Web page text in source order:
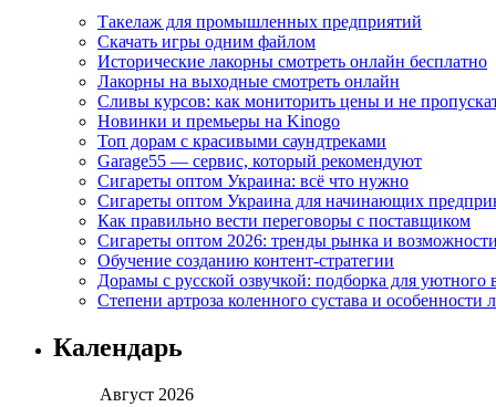
Такелаж для промышленных предприятий
Скачать игры одним файлом
Исторические лакорны смотреть онлайн бесплатно
Лакорны на выходные смотреть онлайн
Сливы курсов: как мониторить цены и не
Новинки и премьеры на Kinogo
Топ дорам с красивыми саундтреками
Garage55 — сервис, который рекомендуют
Сигареты оптом Украина: всё что нужно
Сигареты оптом Украина для начинающих
Как правильно вести переговоры с поставщиком
Сигареты оптом 2026: тренды рынка и возможности
Обучение созданию контент-стратегии
Дорамы с русской озвучкой: подборка для уютного
Степени артроза коленного сустава и особенности
Календарь
Август 2026